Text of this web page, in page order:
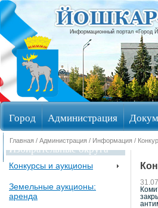
Информационный портал «Город
Город Администрация
Избирательные округа
Главная / Администрация / Информация /
Конкурсы и аукционы
Земельные аукционы:
аренда